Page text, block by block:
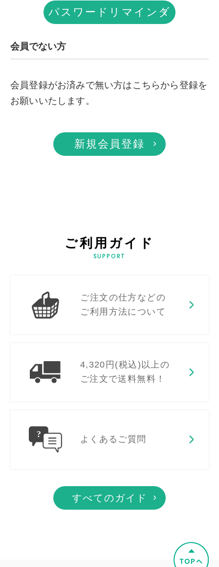
パスワードリマインダ
会員でない方
会員登録がお済みで無い方はこちらから登録を
お願いいたします。
新規会員登録
ご利用ガイド
SUPPORT
ご注文の仕方などの
ご利用方法について
4,320円(税込)以上の
ご注文で送料無料！
よくあるご質問
すべてのガイド